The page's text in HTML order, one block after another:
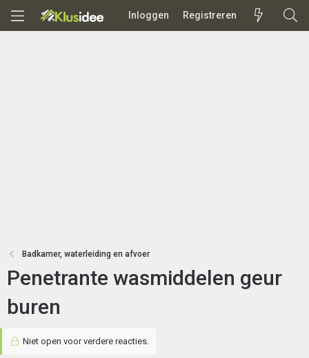
Inloggen Registreren
Badkamer, waterleiding en afvoer
Penetrante wasmiddelen geur
buren
Niet open voor verdere reacties.